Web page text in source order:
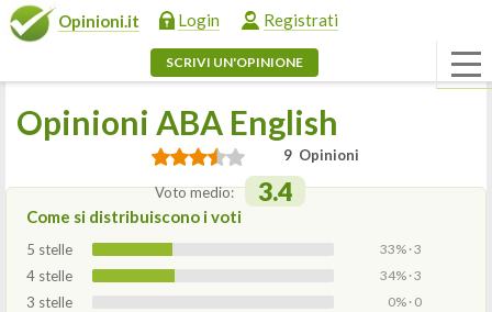
Opinioni.it Login Registrati
SCRIVI UN'OPINIONE
Opinioni ABA English
9 Opinioni
Voto medio: 3.4
Come si distribuiscono i voti
5 stelle 33% · 3
4 stelle 34% · 3
3 stelle 0% · 0